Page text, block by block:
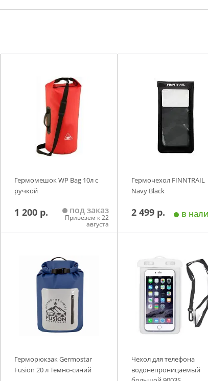
Гермомешок WP Bag 10л c
ручкой
1 200 р. под заказ
Привезем к 22
августа
Гермочехол FINNTRAIL
Navy Black
2 499 р. в
Герморюкзак Germostar
Fusion 20 л Темно-синий
Чехол для телефона
водонепроницаемый